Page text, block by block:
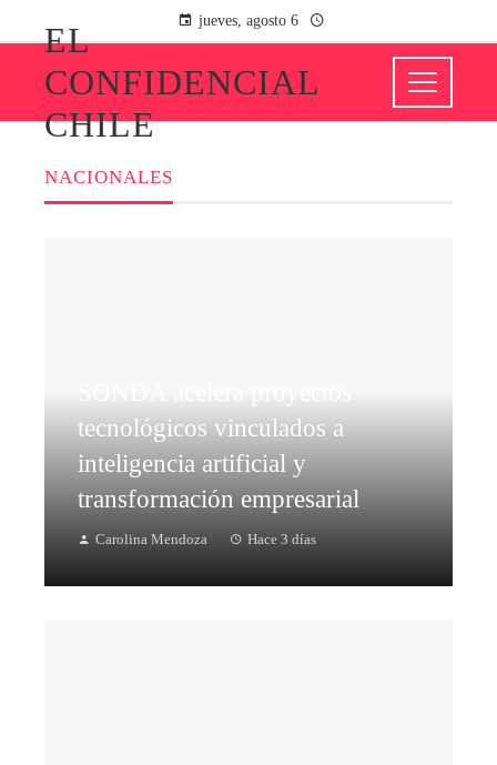
jueves, agosto 6
EL
CONFIDENCIAL
CHILE
NACIONALES
tecnológicos vinculados a
inteligencia artificial y
transformación empresarial
Carolina Mendoza Hace 3 días